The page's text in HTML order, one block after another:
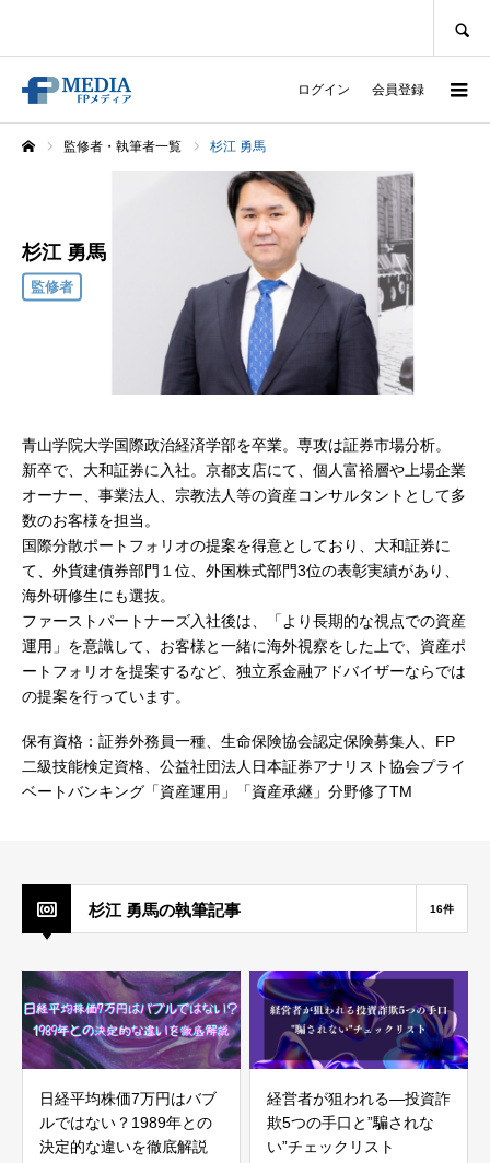
ログイン 会員登録
監修者・執筆者一覧 杉江 勇馬
杉江 勇馬
監修者
青山学院大学国際政治経済学部を卒業。専攻は証券市場分析。
新卒で、大和証券に入社。京都支店にて、個人富裕層や上場企業
オーナー、事業法人、宗教法人等の資産コンサルタントとして多
数のお客様を担当。
国際分散ポートフォリオの提案を得意としており、大和証券に
て、外貨建債券部門１位、外国株式部門3位の表彰実績があり、
海外研修生にも選抜。
ファーストパートナーズ入社後は、「より長期的な視点での資産
運用」を意識して、お客様と一緒に海外視察をした上で、資産ポ
ートフォリオを提案するなど、独立系金融アドバイザーならでは
の提案を行っています。
保有資格：証券外務員一種、生命保険協会認定保険募集人、FP
二級技能検定資格、公益社団法人日本証券アナリスト協会プライ
ベートバンキング「資産運用」「資産承継」分野修了TM
杉江 勇馬の執筆記事 16件
日経平均株価7万円はバブ
ルではない？1989年との
決定的な違いを徹底解説
経営者が狙われる—投資詐
欺5つの手口と”騙されな
い”チェックリスト